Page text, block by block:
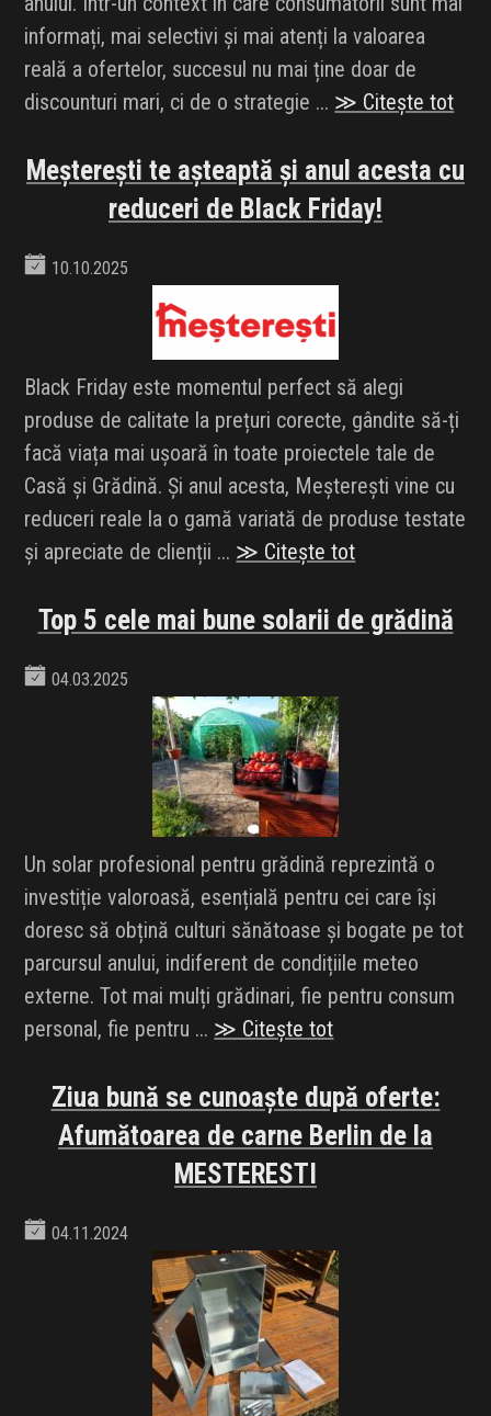
informați, mai selectivi și mai atenți la valoarea
reală a ofertelor, succesul nu mai ține doar de
discounturi mari, ci de o strategie ... ≫ Citește tot
Meșterești te așteaptă și anul acesta cu
reduceri de Black Friday!
10.10.2025
Black Friday este momentul perfect să alegi
produse de calitate la prețuri corecte, gândite să-ți
facă viața mai ușoară în toate proiectele tale de
Casă și Grădină. Și anul acesta, Meșterești vine cu
reduceri reale la o gamă variată de produse testate
și apreciate de clienții ... ≫ Citește tot
Top 5 cele mai bune solarii de grădină
04.03.2025
Un solar profesional pentru grădină reprezintă o
investiție valoroasă, esențială pentru cei care își
doresc să obțină culturi sănătoase și bogate pe tot
parcursul anului, indiferent de condițiile meteo
externe. Tot mai mulți grădinari, fie pentru consum
personal, fie pentru ... ≫ Citește tot
Ziua bună se cunoaște după oferte:
Afumătoarea de carne Berlin de la
MESTERESTI
04.11.2024